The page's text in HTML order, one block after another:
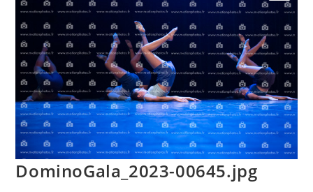
DominoGala_2023-00645.jpg